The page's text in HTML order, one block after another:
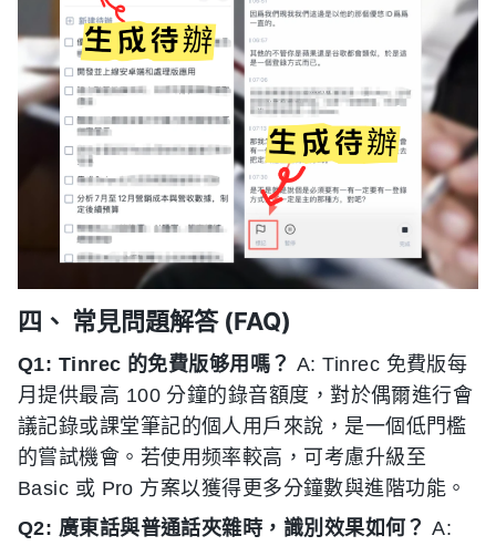
四、 常見問題解答 (FAQ)
Q1: Tinrec 的免費版够用嗎？ A: Tinrec 免費版每
月提供最高 100 分鐘的錄音額度，對於偶爾進行會
議記錄或課堂筆記的個人用戶來說，是一個低門檻
的嘗試機會。若使用频率較高，可考慮升級至
Basic 或 Pro 方案以獲得更多分鐘數與進階功能。
Q2: 廣東話與普通話夾雜時，識別效果如何？ A: